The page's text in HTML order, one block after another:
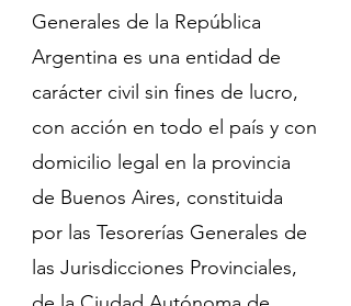
Generales de la República
Argentina es una entidad de
carácter civil sin fines de lucro,
con acción en todo el país y con
domicilio legal en la provincia
de Buenos Aires, constituida
por las Tesorerías Generales de
las Jurisdicciones Provinciales,